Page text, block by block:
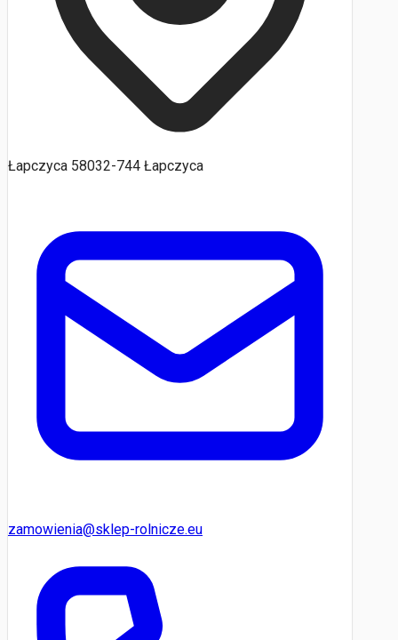
Łapczyca 58032-744 Łapczyca
zamowienia@sklep-rolnicze.eu